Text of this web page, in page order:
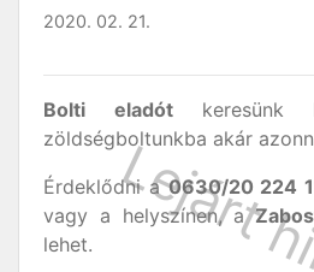
2020. 02. 21.
Bolti eladót keresünk
zöldségboltunkba akár
Érdeklődni a0630/20 224
vagy a helyszínen, a
lehet.